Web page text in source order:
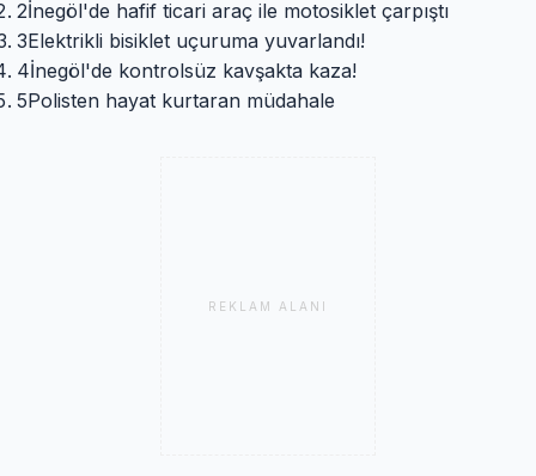
2İnegöl'de hafif ticari araç ile motosiklet çarpıştı
3Elektrikli bisiklet uçuruma yuvarlandı!
4İnegöl'de kontrolsüz kavşakta kaza!
5Polisten hayat kurtaran müdahale
REKLAM ALANI